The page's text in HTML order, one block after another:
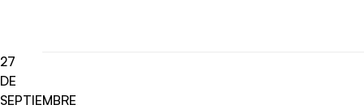
27
DE
SEPTIEMBRE